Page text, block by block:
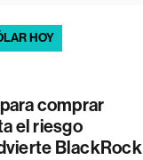
HOY
comprar
el riesgo
BlackRock